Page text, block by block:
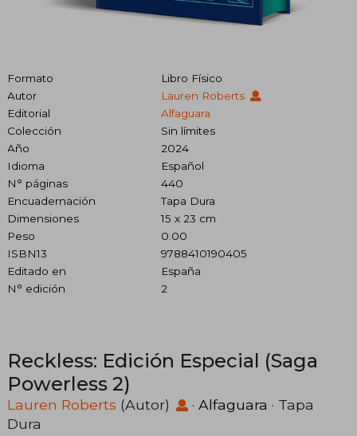
Formato
Libro Físico
Autor
Lauren Roberts
Editorial
Alfaguara
Colección
Sin límites
Año
2024
Idioma
Español
N° páginas
440
Encuadernación
Tapa Dura
Dimensiones
15 x 23 cm
Peso
0.00
ISBN13
9788410190405
Editado en
España
N° edición
2
Reckless: Edición Especial (Saga
Powerless 2)
Lauren Roberts (Autor) · Alfaguara · Tapa
Dura